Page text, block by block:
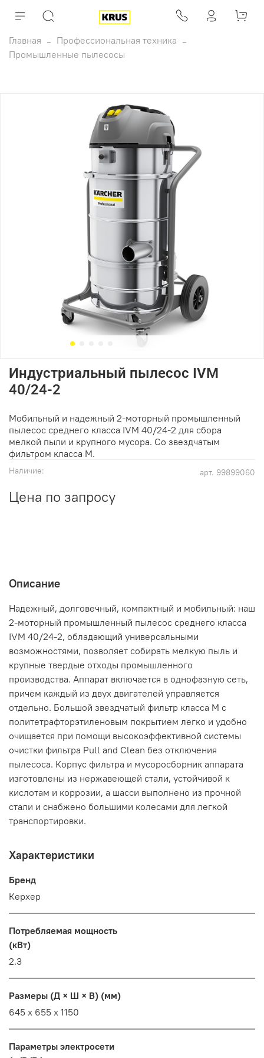
Главная
Профессиональная техника
Промышленные пылесосы
арт. 99899060
Наличие:
Индустриальный пылесос IVM
40/24-2
Цена по запросу
Мобильный и надежный 2-моторный промышленный
пылесос среднего класса IVM 40/24-2 для сбора
мелкой пыли и крупного мусора. Со звездчатым
фильтром класса M.
Описание
Надежный, долговечный, компактный и мобильный: наш
2-моторный промышленный пылесос среднего класса
IVM 40/24-2, обладающий универсальными
возможностями, позволяет собирать мелкую пыль и
крупные твердые отходы промышленного
производства. Аппарат включается в однофазную сеть,
причем каждый из двух двигателей управляется
отдельно. Большой звездчатый фильтр класса M с
политетрафторэтиленовым покрытием легко и удобно
очищается при помощи высокоэффективной системы
очистки фильтра Pull and Clean без отключения
пылесоса. Корпус фильтра и мусоросборник аппарата
изготовлены из нержавеющей стали, устойчивой к
кислотам и коррозии, а шасси выполнено из прочной
стали и снабжено большими колесами для легкой
транспортировки.
Характеристики
Бренд
Керхер
Потребляемая мощность
(кВт)
2.3
Размеры (Д × Ш × В) (мм)
645 x 655 x 1150
Параметры электросети